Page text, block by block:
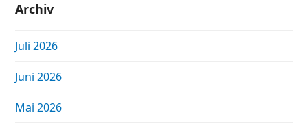
Archiv
Juli 2026
Juni 2026
Mai 2026